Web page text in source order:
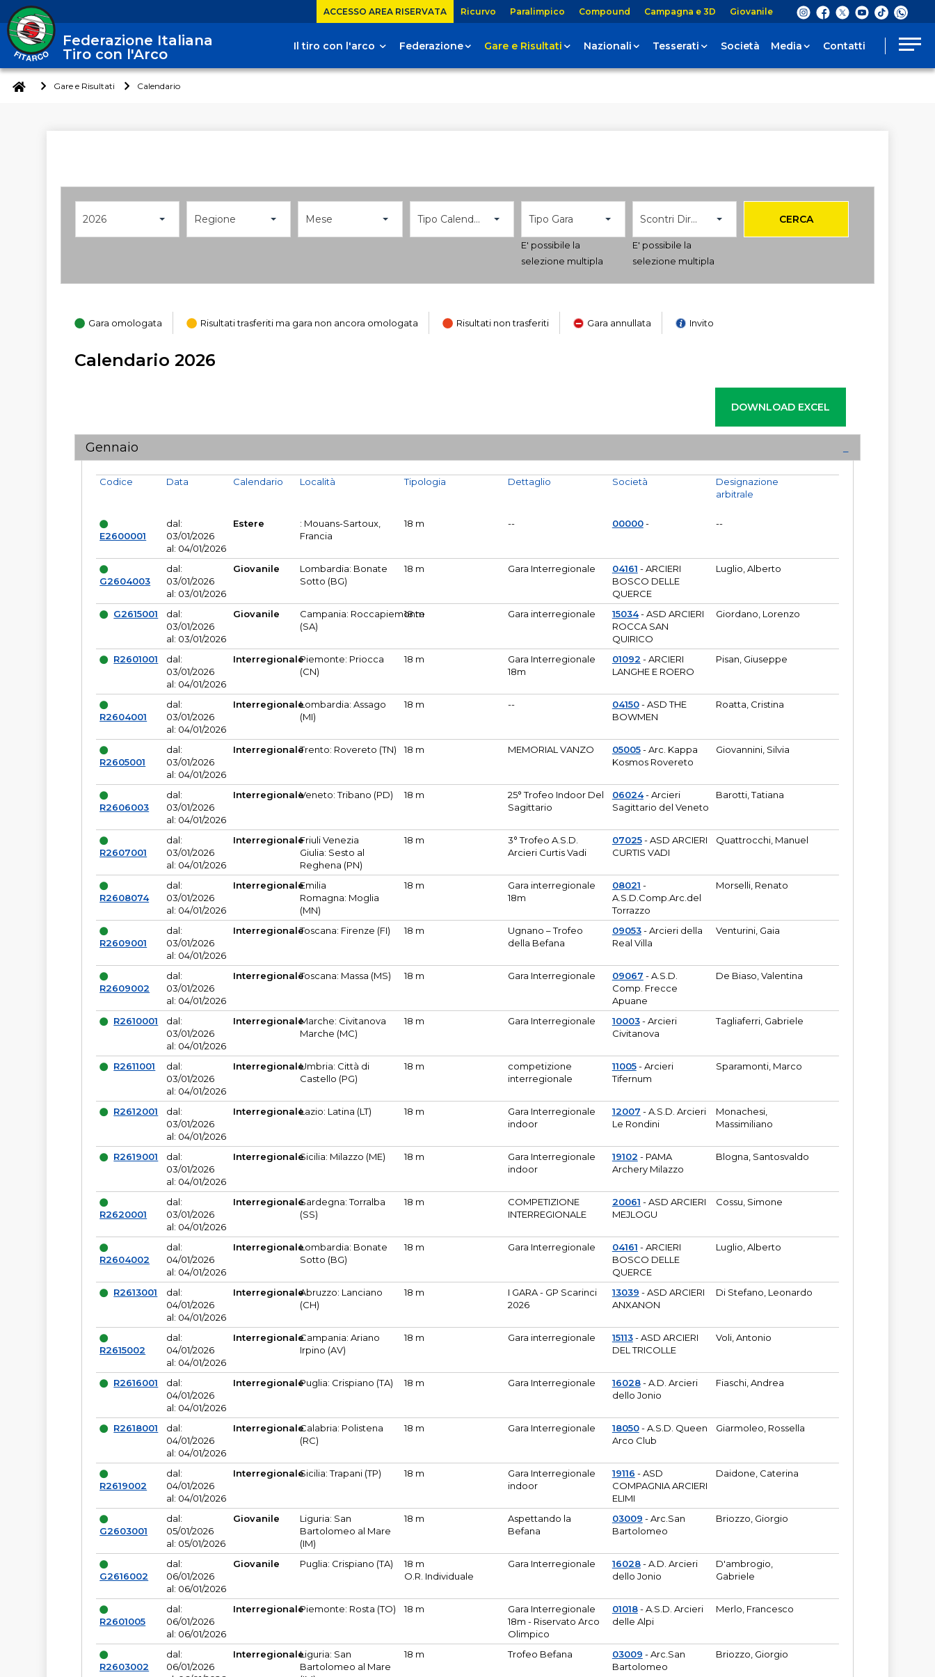
ACCESSO AREA RISERVATA Ricurvo Paralimpico Compound Campagna e 3D Giovanile
Federazione Italiana
Tiro con l'Arco
Il tiro con l'arco Federazione Gare e Risultati Nazionali Tesserati Società Media Contatti
Gare e Risultati Calendario
2026 Regione Mese Tipo Calendario Tipo Gara
E' possibile la
selezione multipla
Scontri Diretti
E' possibile la
selezione multipla
CERCA
Gara omologata Risultati trasferiti ma gara non ancora omologata Risultati non trasferiti Gara annullata Invito
Calendario 2026
Gennaio
Codice
E2600001
Data
dal:
03/01/2026
al: 04/01/2026
Calendario
Estere
Località
: Mouans-Sartoux,
Francia
Tipologia
18 m
Dettaglio
--
Società
00000-
Designazione
arbitrale
--
G2604003
dal:
03/01/2026
al: 03/01/2026
Giovanile
Lombardia: Bonate
Sotto (BG)
18 m Gara Interregionale 04161 - ARCIERI
BOSCO DELLE
QUERCE
Luglio, Alberto
G2615001
dal:
03/01/2026
al: 03/01/2026
Giovanile
Campania: Roccapiemonte
(SA)
18 m Gara interregionale 15034- ASD ARCIERI
ROCCA SAN
QUIRICO
Giordano, Lorenzo
R2601001
dal:
03/01/2026
al: 04/01/2026
InterregionalePiemonte: Priocca
(CN)
18 m
Gara Interregionale
18m
01092 - ARCIERI
LANGHE E ROERO
Pisan, Giuseppe
R2604001
dal:
03/01/2026
al: 04/01/2026
InterregionaleLombardia: Assago
(MI)
18 m -- 04150- ASD THE
BOWMEN
Roatta, Cristina
R2605001
dal:
03/01/2026
al: 04/01/2026
InterregionaleTrento: Rovereto (TN) 18 m MEMORIAL VANZO 05005- Arc. Kappa
Kosmos Rovereto
Giovannini, Silvia
R2606003
dal:
03/01/2026
al: 04/01/2026
InterregionaleVeneto: Tribano (PD) 18 m
25° Trofeo Indoor Del
Sagittario
06024- Arcieri
Sagittario del Veneto
Barotti, Tatiana
R2607001
dal:
03/01/2026
al: 04/01/2026
InterregionaleFriuli Venezia
Giulia: Sesto al
Reghena (PN)
18 m
3° Trofeo A.S.D.
Arcieri Curtis Vadi
07025- ASD ARCIERI
CURTIS VADI
Quattrocchi, Manuel
R2608074
dal:
03/01/2026
al: 04/01/2026
InterregionaleEmilia
Romagna: Moglia
(MN)
18 m
Gara interregionale
18m
08021 -
A.S.D.Comp.Arc.del
Torrazzo
Morselli, Renato
R2609001
dal:
03/01/2026
al: 04/01/2026
InterregionaleToscana: Firenze (FI) 18 m
Ugnano – Trofeo
della Befana
09053- Arcieri della
Real Villa
Venturini, Gaia
R2609002
dal:
03/01/2026
al: 04/01/2026
InterregionaleToscana: Massa (MS) 18 m Gara Interregionale 09067 - A.S.D.
Comp. Frecce
Apuane
De Biaso, Valentina
R2610001
dal:
03/01/2026
al: 04/01/2026
InterregionaleMarche: Civitanova
Marche (MC)
18 m Gara Interregionale 10003- Arcieri
Civitanova
Tagliaferri, Gabriele
R2611001
dal:
03/01/2026
al: 04/01/2026
InterregionaleUmbria: Città di
Castello (PG)
18 m
competizione
interregionale
11005- Arcieri
Tifernum
Sparamonti, Marco
R2612001
dal:
03/01/2026
al: 04/01/2026
InterregionaleLazio: Latina (LT) 18 m
Gara Interregionale
indoor
12007 - A.S.D. Arcieri
Le Rondini
Monachesi,
Massimiliano
R2619001
dal:
03/01/2026
al: 04/01/2026
InterregionaleSicilia: Milazzo (ME) 18 m
Gara Interregionale
indoor
19102 - PAMA
Archery Milazzo
Blogna, Santosvaldo
R2620001
dal:
03/01/2026
al: 04/01/2026
InterregionaleSardegna: Torralba
(SS)
18 m
COMPETIZIONE
INTERREGIONALE
20061 - ASD ARCIERI
MEJLOGU
Cossu, Simone
R2604002
dal:
04/01/2026
al: 04/01/2026
InterregionaleLombardia: Bonate
Sotto (BG)
18 m Gara Interregionale 04161 - ARCIERI
BOSCO DELLE
QUERCE
Luglio, Alberto
R2613001
dal:
04/01/2026
al: 04/01/2026
InterregionaleAbruzzo: Lanciano
(CH)
18 m
I GARA - GP Scarinci
2026
13039 - ASD ARCIERI
ANXANON
Di Stefano, Leonardo
R2615002
dal:
04/01/2026
al: 04/01/2026
InterregionaleCampania: Ariano
Irpino (AV)
18 m Gara interregionale 15113- ASD ARCIERI
DEL TRICOLLE
Voli, Antonio
R2616001
dal:
04/01/2026
al: 04/01/2026
InterregionalePuglia: Crispiano (TA) 18 m Gara Interregionale 16028- A.D. Arcieri
dello Jonio
Fiaschi, Andrea
R2618001
dal:
04/01/2026
al: 04/01/2026
InterregionaleCalabria: Polistena
(RC)
18 m Gara Interregionale 18050- A.S.D. Queen
Arco Club
Giarmoleo, Rossella
R2619002
dal:
04/01/2026
al: 04/01/2026
InterregionaleSicilia: Trapani (TP) 18 m
Gara Interregionale
indoor
19116 - ASD
COMPAGNIA ARCIERI
ELIMI
Daidone, Caterina
G2603001
dal:
05/01/2026
al: 05/01/2026
Giovanile
Liguria: San
Bartolomeo al Mare
(IM)
18 m
Aspettando la
Befana
03009 - Arc.San
Bartolomeo
Briozzo, Giorgio
G2616002
dal:
06/01/2026
al: 06/01/2026
Giovanile Puglia: Crispiano (TA)
18 m
O.R. Individuale
Gara Interregionale 16028- A.D. Arcieri
dello Jonio
D'ambrogio,
Gabriele
R2601005
dal:
06/01/2026
al: 06/01/2026
InterregionalePiemonte: Rosta (TO) 18 m
Gara Interregionale
18m - Riservato Arco
Olimpico
01018- A.S.D. Arcieri
delle Alpi
Merlo, Francesco
R2603002
dal:
06/01/2026
InterregionaleLiguria: San
Bartolomeo al Mare
18 m Trofeo Befana 03009 - Arc.San
Bartolomeo
Briozzo, Giorgio